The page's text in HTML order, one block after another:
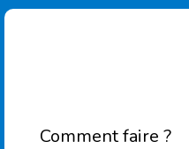
Comment faire ?